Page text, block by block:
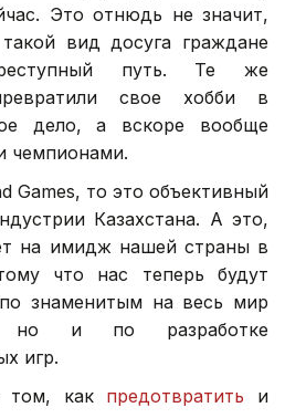
Это отнюдь не значит,
вид досуга граждане
путь. Те же
свое хобби в
дело, а вскоре вообще
чемпионами.
Games, то это объективный
Казахстана. А это,
на имидж нашей страны в
что нас теперь будут
знаменитым на весь мир
но и по разработке
игр.
том, как предотвратить и